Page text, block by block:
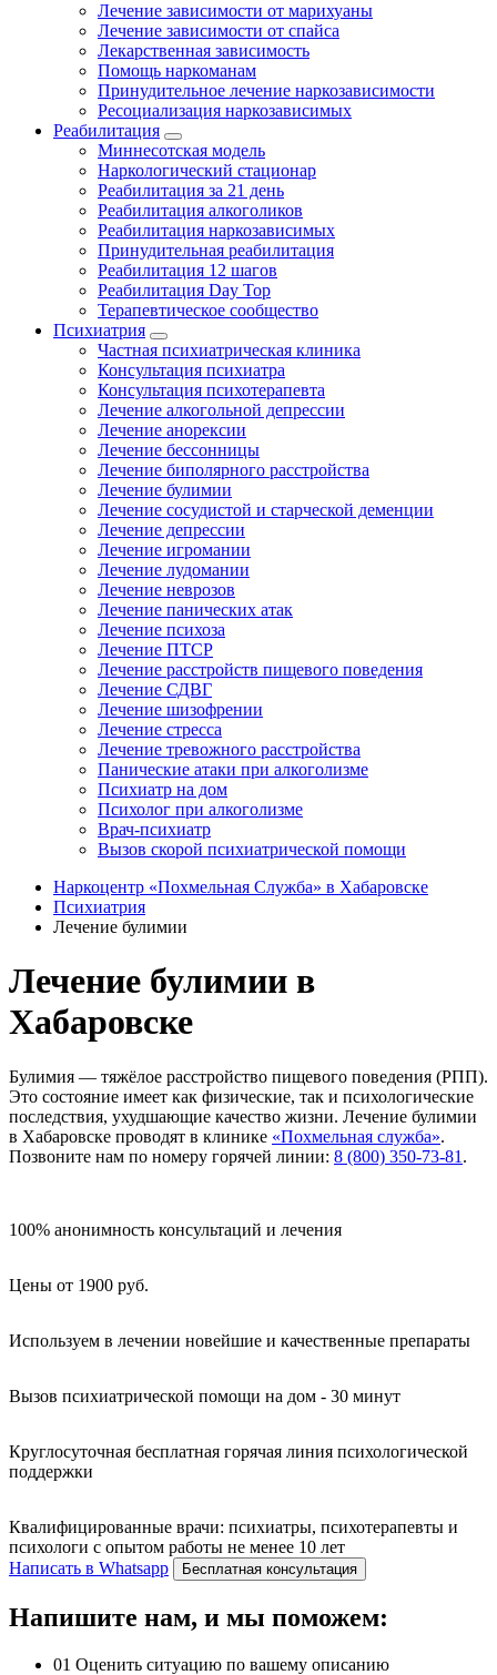
Лечение зависимости от марихуаны
Лечение зависимости от спайса
Лекарственная зависимость
Помощь наркоманам
Принудительное лечение наркозависимости
Ресоциализация наркозависимых
Реабилитация
Миннесотская модель
Наркологический стационар
Реабилитация за 21 день
Реабилитация алкоголиков
Реабилитация наркозависимых
Принудительная реабилитация
Реабилитация 12 шагов
Реабилитация Day Top
Терапевтическое сообщество
Психиатрия
Частная психиатрическая клиника
Консультация психиатра
Консультация психотерапевта
Лечение алкогольной депрессии
Лечение анорексии
Лечение бессонницы
Лечение биполярного расстройства
Лечение булимии
Лечение сосудистой и старческой деменции
Лечение депрессии
Лечение игромании
Лечение лудомании
Лечение неврозов
Лечение панических атак
Лечение психоза
Лечение ПТСР
Лечение расстройств пищевого поведения
Лечение СДВГ
Лечение шизофрении
Лечение стресса
Лечение тревожного расстройства
Панические атаки при алкоголизме
Психиатр на дом
Психолог при алкоголизме
Врач-психиатр
Вызов скорой психиатрической помощи
Наркоцентр «Похмельная Служба» в Хабаровске
Психиатрия
Лечение булимии
Лечение булимии в
Хабаровске
Булимия ― тяжёлое расстройство пищевого поведения (РПП).
Это состояние имеет как физические, так и психологические
последствия, ухудшающие качество жизни. Лечение булимии
в Хабаровске проводят в клинике «Похмельная служба».
Позвоните нам по номеру горячей линии: 8 (800) 350-73-81 .
100% анонимность консультаций и лечения
Цены от 1900 руб.
Используем в лечении новейшие и качественные препараты
Вызов психиатрической помощи на дом - 30 минут
Круглосуточная бесплатная горячая линия психологической
поддержки
Квалифицированные врачи: психиатры, психотерапевты и
психологи с опытом работы не менее 10 лет
Написать в Whatsapp
Бесплатная консультация
Напишите нам, и мы поможем:
01 Оценить ситуацию по вашему описанию